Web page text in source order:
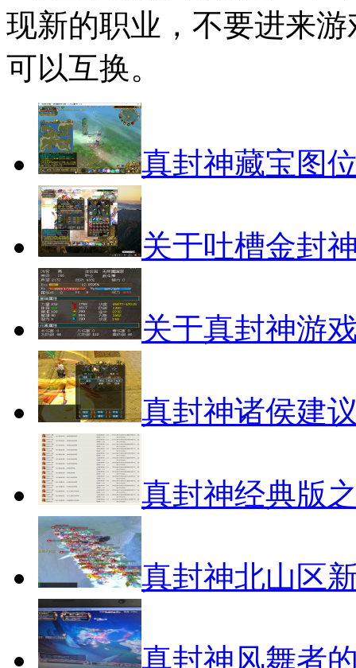
现新的职业，不要进来
可以互换。
真封神藏宝图
关于吐槽金封
关于真封神游
真封神诸侯建
真封神经典版
真封神北山区
真封神风舞者